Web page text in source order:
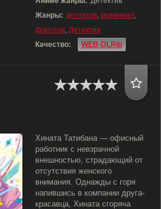
Жанры: детектив, криминал,
фэнтези, Детектив
Качество:
WEB-DLRip
Хината Татибана — офисный
работник с невзрачной
внешностью, страдающий от
отсутствия женского
внимания. Однажды с горя
напившись в компании друга-
красавца, Хината сгоряча